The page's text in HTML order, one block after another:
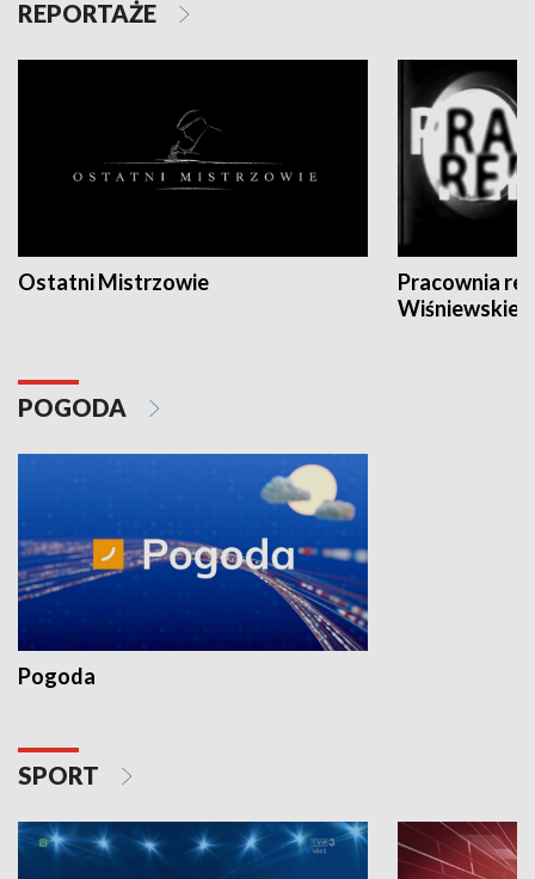
REPORTAŻE
Ostatni Mistrzowie
Pracownia
POGODA
Pogoda
SPORT